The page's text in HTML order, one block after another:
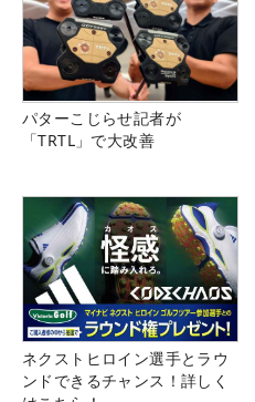
パターこじらせ記者が
「TRTL」で大改善
ネクストヒロイン選手とラウ
ンドできるチャンス！詳しく